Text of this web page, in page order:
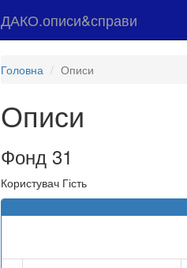
ДАКО.описи&справи
Головна Описи
Описи
Фонд 31
Користувач Гість